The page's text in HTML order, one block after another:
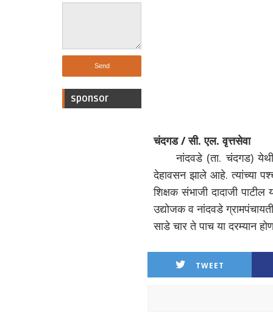
sponsor
चंदगड / सी. एल. वृत्तसेवा
नांदवडे (ता. चंदगड) येथील
देहावसन झाले आहे. त्यांच्या
शिक्षक संभाजी दादाजी
उद्योजक व नांदवडे
साडे चार ते पाच या दरम्यान
TWEET